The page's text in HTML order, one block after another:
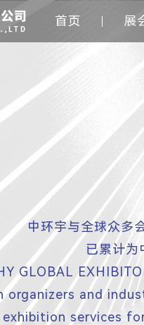
首页 展
中环宇与全球众多
已累计为
GLOBAL
organizers and
exhibition services